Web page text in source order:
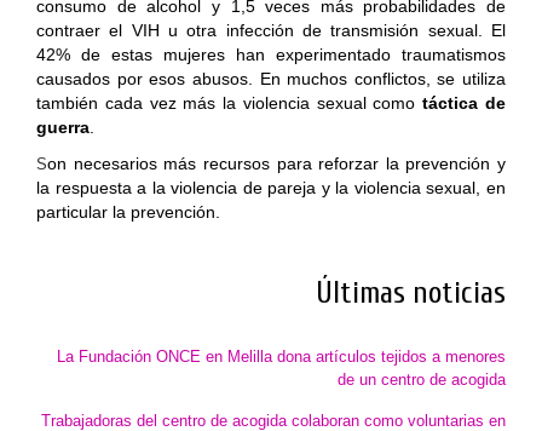
consumo de alcohol y 1,5 veces más probabilidades de
contraer el VIH u otra infección de transmisión sexual. El
42% de estas mujeres han experimentado traumatismos
causados por esos abusos. En muchos conflictos, se utiliza
también cada vez más la violencia sexual comotáctica de
guerra
Son necesarios más recursos para reforzar la prevención y
la respuesta a la violencia de pareja y la violencia sexual, en
particular la prevención.
Últimas noticias
La Fundación ONCE en Melilla dona artículos tejidos a menores
de un centro de acogida
Trabajadoras del centro de acogida colaboran como voluntarias en